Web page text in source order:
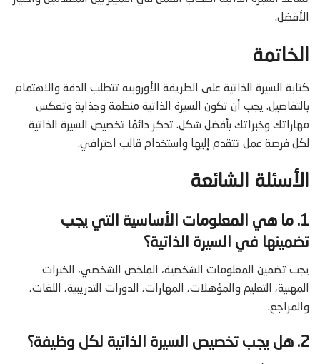
الأفضل.
الخاتمة
كتابة السيرة الذاتية على الطريقة الأوروبية تتطلب الدقة والاهتمام
بالتفاصيل. يجب أن تكون السيرة الذاتية منظمة وجذابة وتعكس
مهاراتك وخبراتك بأفضل شكل. تذكر دائمًا تخصيص السيرة الذاتية
لكل فرصة عمل تتقدم إليها واستخدام قالب احترافي.
الأسئلة الشائعة
1. ما هي المعلومات الأساسية التي يجب
تضمينها في السيرة الذاتية؟
يجب تضمين المعلومات الشخصية، الملخص الشخصي، الخبرات
المهنية، التعليم والمؤهلات، المهارات، الدورات التدريبية، اللغات،
والمراجع.
2. هل يجب تخصيص السيرة الذاتية لكل وظيفة؟